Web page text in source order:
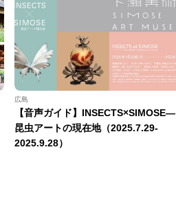
広島
【音声ガイド】INSECTS×SIMOSE—
昆虫アートの現在地（2025.7.29-
2025.9.28）